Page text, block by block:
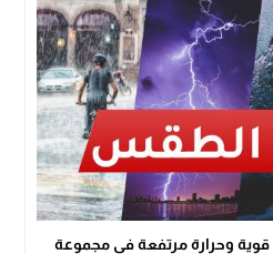
قوية وحرارة مرتفعة في مجموعة